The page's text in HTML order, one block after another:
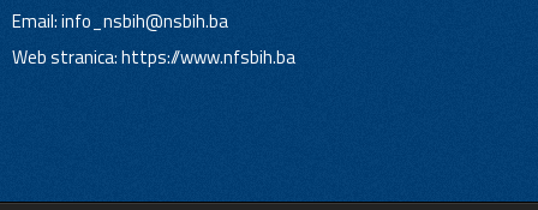
Email:info_nsbih@nsbih.ba
Web stranica: https://www.nfsbih.ba